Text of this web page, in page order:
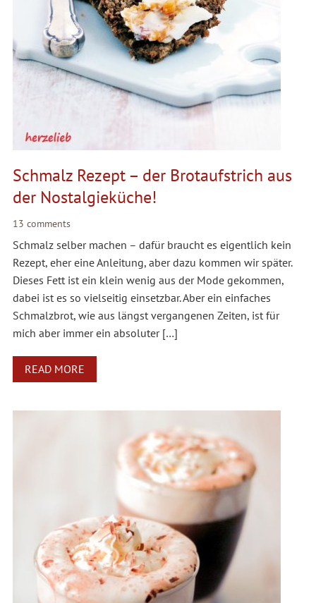
Schmalz Rezept – der Brotaufstrich aus
der Nostalgieküche!
13 comments
Schmalz selber machen – dafür braucht es eigentlich kein
Rezept, eher eine Anleitung, aber dazu kommen wir später.
Dieses Fett ist ein klein wenig aus der Mode gekommen,
dabei ist es so vielseitig einsetzbar. Aber ein einfaches
Schmalzbrot, wie aus längst vergangenen Zeiten, ist für
mich aber immer ein absoluter […]
READ MORE